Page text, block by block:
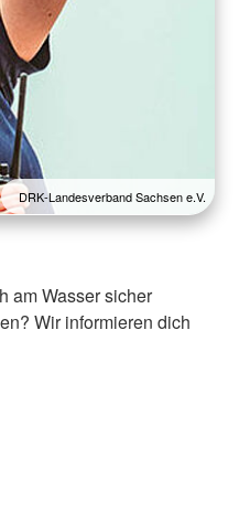
DRK-Landesverband Sachsen e.V.
am Wasser sicher
Wir informieren dich